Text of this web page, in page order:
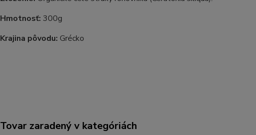
Hmotnosť: 300g
Krajina pôvodu: Grécko
Tovar zaradený v kategóriách